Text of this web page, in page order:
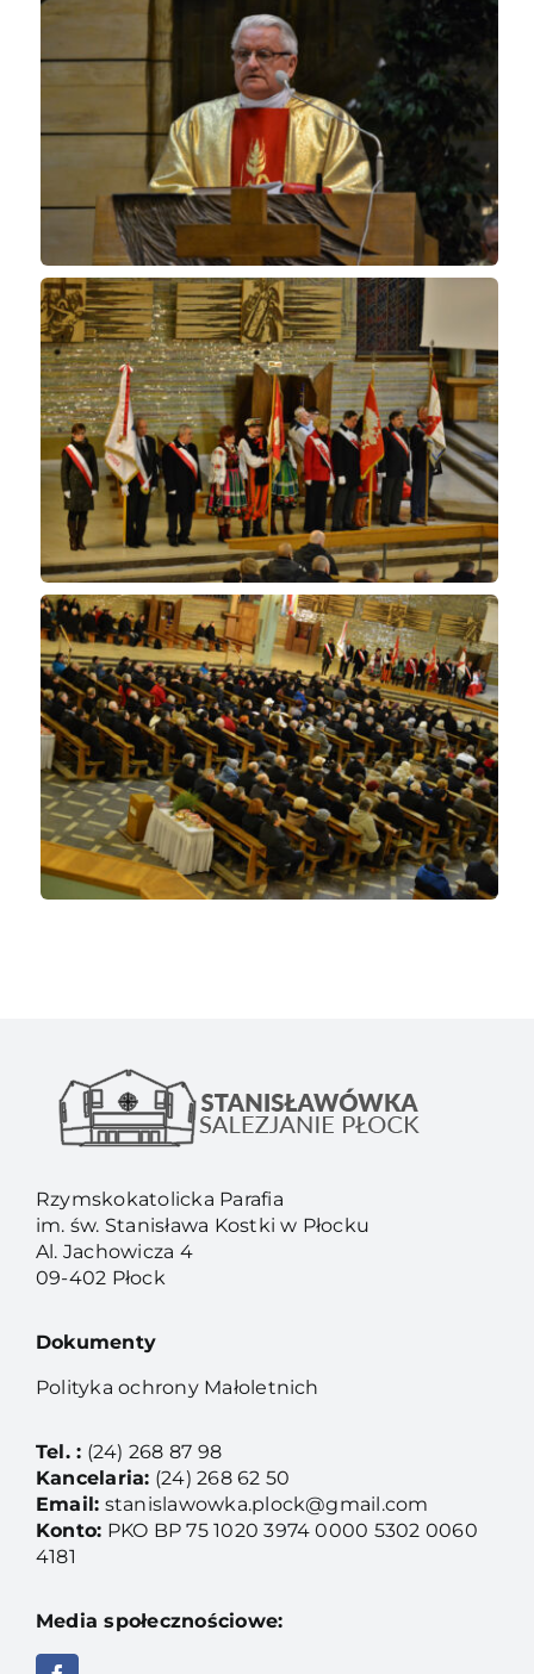
Rzymskokatolicka Parafia
im. św. Stanisława Kostki w Płocku
Al. Jachowicza 4
09-402 Płock
Dokumenty
Polityka ochrony Małoletnich
Tel. : (24) 268 87 98
Kancelaria: (24) 268 62 50
Email: stanislawowka.plock@gmail.com
Konto: PKO BP 75 1020 3974 0000 5302 0060
4181
Media społecznościowe: